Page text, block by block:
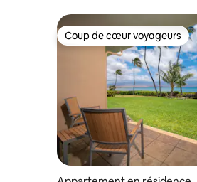
Coup de cœur voyageurs
Coup de cœur voyageurs